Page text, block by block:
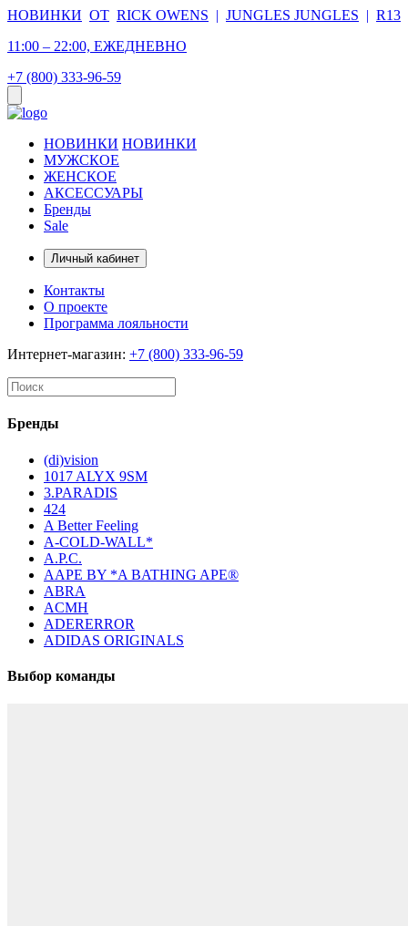
НОВИНКИ ОТ RICK OWENS | JUNGLES JUNGLES | R13
11:00 – 22:00, ЕЖЕДНЕВНО
+7 (800) 333-96-59
НОВИНКИ НОВИНКИ
МУЖСКОЕ
ЖЕНСКОЕ
АКСЕССУАРЫ
Бренды
Sale
Личный кабинет
Контакты
О проекте
Программа лояльности
Интернет-магазин: +7 (800) 333-96-59
Бренды
(di)vision
1017 ALYX 9SM
3.PARADIS
424
A Better Feeling
A-COLD-WALL*
A.P.C.
AAPE BY *A BATHING APE®
ABRA
ACMH
ADERERROR
ADIDAS ORIGINALS
Выбор команды